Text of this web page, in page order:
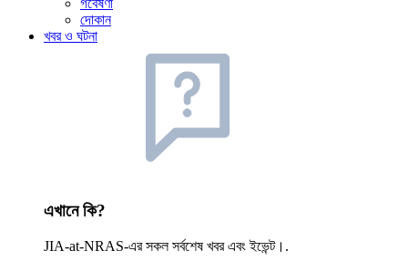
দোকান
খবর ও ঘটনা
এখানে কি?
JIA-at-NRAS-এর সকল সর্বশেষ খবর এবং ইভেন্ট।.